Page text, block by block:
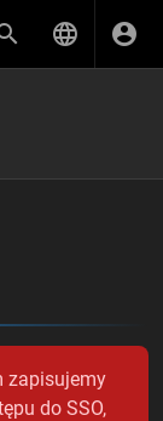
zapisujemy
do SSO,